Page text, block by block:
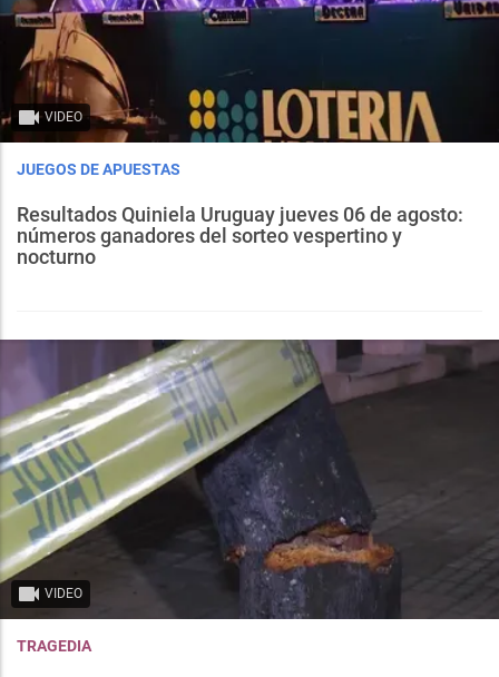
VIDEO
JUEGOS DE APUESTAS
Resultados Quiniela Uruguay jueves 06 de agosto:
números ganadores del sorteo vespertino y
nocturno
VIDEO
TRAGEDIA